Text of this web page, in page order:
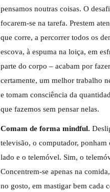
pensamos noutras coisas. O
focarem-se na tarefa. Prestem
que corre, a percorrer todos os
escova, à espuma na loiça, em
parte do corpo – acabam por
certamente, um melhor trabalho
e tomam consciência da
que fazemos sem pensar nelas.
Comam de forma mindful.
televisão, o computador, ponham
lado e o telemóvel. Sim, o
Concentrem-se apenas na
no gosto, em mastigar bem cada